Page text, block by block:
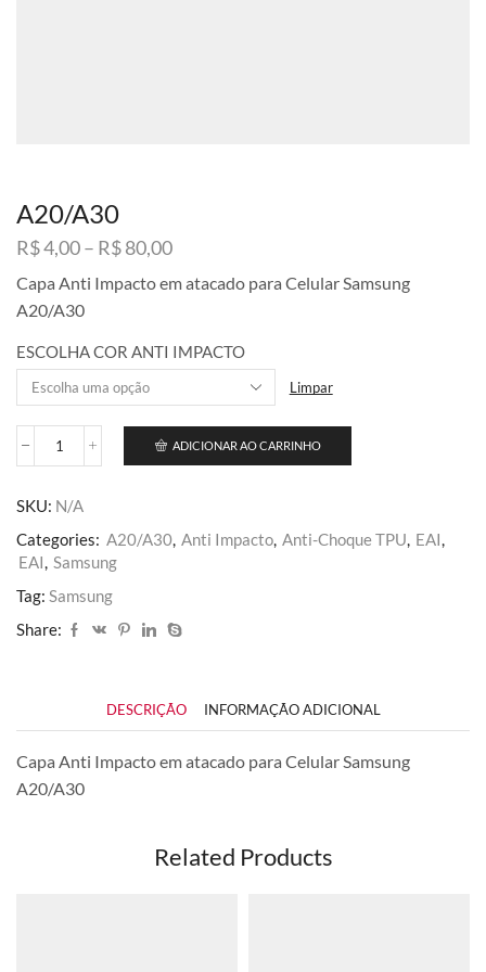
A20/A30
R$4,00– R$80,00Faixa
preço:
R$ 80,00
Capa Anti Impacto em atacado para Celular Samsung
A20/A30
ESCOLHA COR ANTI IMPACTO
Limpar
A20/A30
ADICIONAR AO CARRINHO
SKU: N/A
Categories: A20/A30, Anti Impacto, Anti-Choque TPU, EAI,
EAI, Samsung
Tag: Samsung
Share:
DESCRIÇÃO INFORMAÇÃO ADICIONAL
Capa Anti Impacto em atacado para Celular Samsung
A20/A30
Related Products